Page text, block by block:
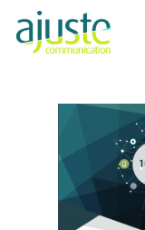
Hit enter to